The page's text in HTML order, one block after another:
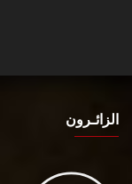
الزائـرون